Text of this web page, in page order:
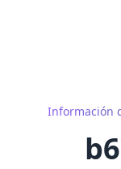
Información